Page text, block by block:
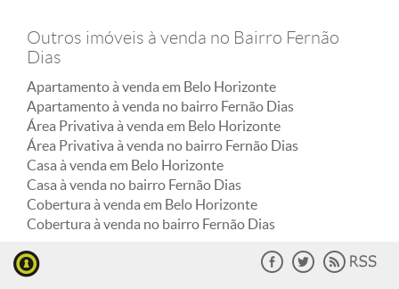
Outros imóveis à venda no Bairro Fernão
Dias
Apartamento à venda em Belo Horizonte
Apartamento à venda no bairro Fernão Dias
Área Privativa à venda em Belo Horizonte
Área Privativa à venda no bairro Fernão Dias
Casa à venda em Belo Horizonte
Casa à venda no bairro Fernão Dias
Cobertura à venda em Belo Horizonte
Cobertura à venda no bairro Fernão Dias